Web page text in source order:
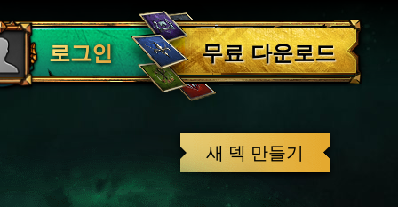
로그인
로그아웃
무료 다운로드
새 덱 만들기